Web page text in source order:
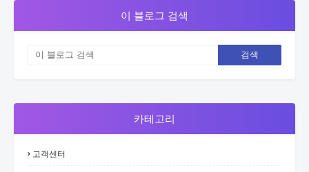
이 블로그 검색
카테고리
고객센터